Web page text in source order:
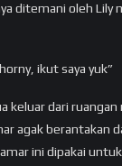
ditemani oleh Lily
ikut saya yuk”
keluar dari
agak berantakan
ini dipakai